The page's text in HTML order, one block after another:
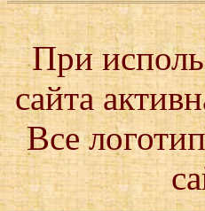
При
сайта
Все